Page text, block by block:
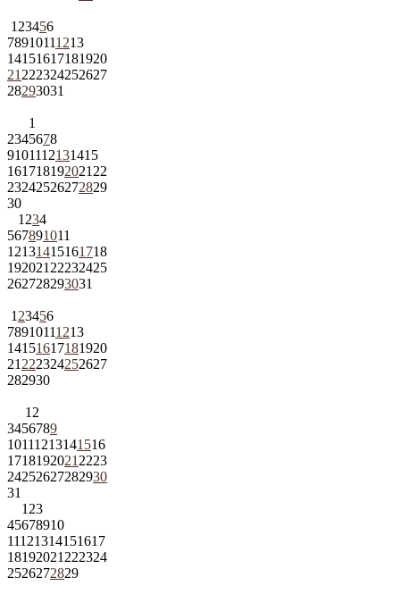
1 23456
78910111213
14151617181920
21 222324252627
28293031
1
2345678
9101112131415
161718192021 22
23242526272829
30
1 234
567891011
12131415161718
192021 22232425
262728293031
1 23456
78910111213
14151617181920
21 222324252627
282930
1 2
3456789
10111213141516
1718192021 2223
24252627282930
31
1 23
45678910
11121314151617
18192021 222324
2526272829